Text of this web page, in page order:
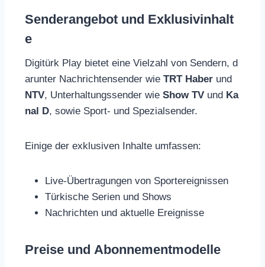
Senderangebot und Exklusivinhalt
e
Digitürk Play bietet eine Vielzahl von Sendern, d
arunter Nachrichtensender wie TRT Haber und
NTV, Unterhaltungssender wie Show TV und Ka
nal D, sowie Sport- und Spezialsender.
Einige der exklusiven Inhalte umfassen:
Live-Übertragungen von Sportereignissen
Türkische Serien und Shows
Nachrichten und aktuelle Ereignisse
Preise und Abonnementmodelle